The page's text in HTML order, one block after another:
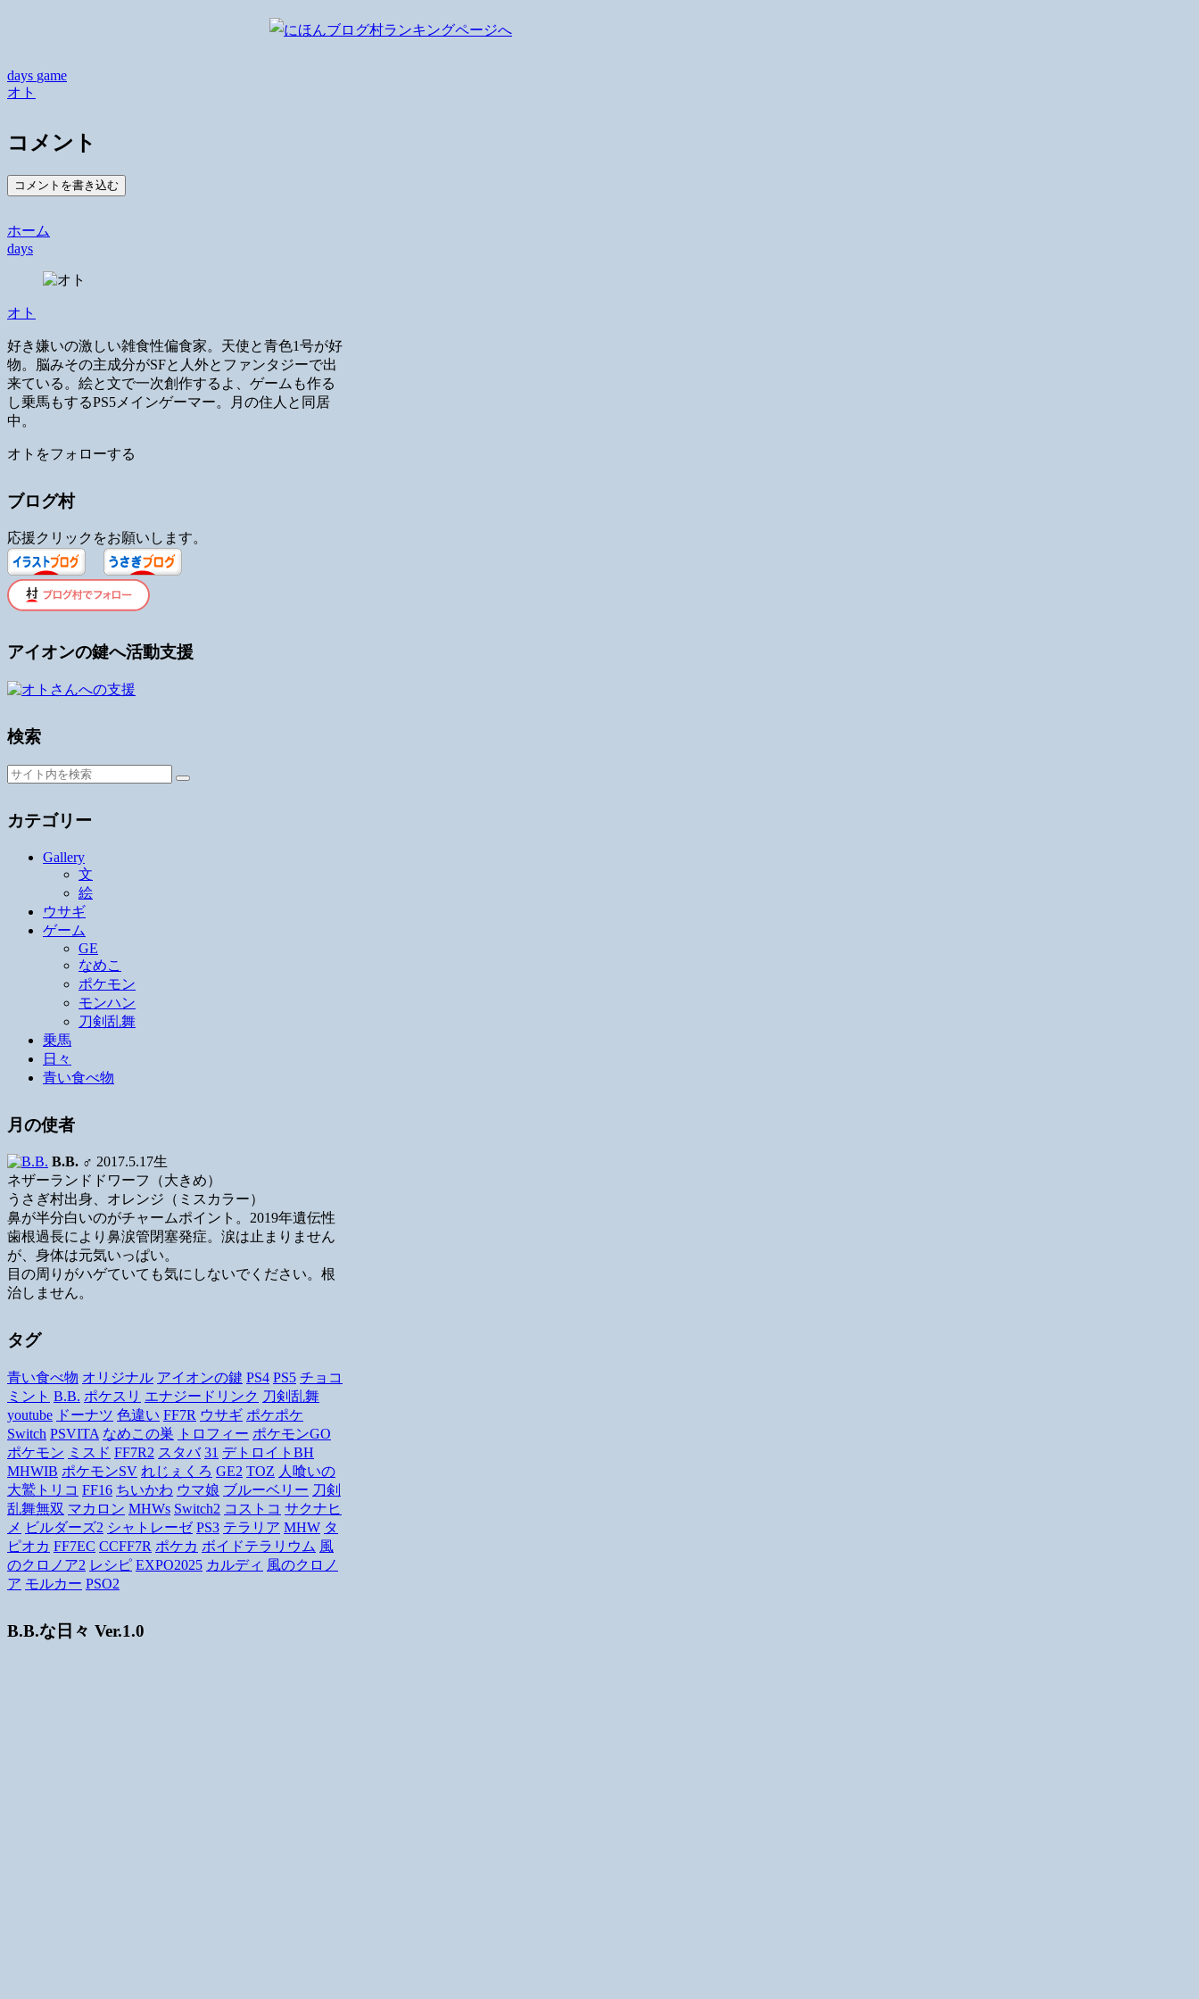
days game
オト
コメント
コメントを書き込む
ホーム
days
オト
好き嫌いの激しい雑食性偏食家。天使と青色1号が好
物。脳みその主成分がSFと人外とファンタジーで出
来ている。絵と文で一次創作するよ、ゲームも作る
し乗馬もするPS5メインゲーマー。月の住人と同居
中。
オトをフォローする
ブログ村
応援クリックをお願いします。
アイオンの鍵へ活動支援
検索
カテゴリー
Gallery
文
絵
ウサギ
ゲーム
GE
なめこ
ポケモン
モンハン
刀剣乱舞
乗馬
日々
青い食べ物
月の使者
B.B. ♂ 2017.5.17生
ネザーランドドワーフ（大きめ）
うさぎ村出身、オレンジ（ミスカラー）
鼻が半分白いのがチャームポイント。2019年遺伝性
歯根過長により鼻涙管閉塞発症。涙は止まりません
が、身体は元気いっぱい。
目の周りがハゲていても気にしないでください。根
治しません。
タグ
青い食べ物 オリジナル アイオンの鍵 PS4 PS5 チョコ
ミント B.B. ポケスリ エナジードリンク 刀剣乱舞
youtube ドーナツ 色違い FF7R ウサギ ポケポケ
Switch PSVITA なめこの巣 トロフィー ポケモンGO
ポケモン ミスド FF7R2 スタバ 31 デトロイトBH
MHWIB ポケモンSV れじぇくろ GE2 TOZ 人喰いの
大鷲トリコ FF16 ちいかわ ウマ娘 ブルーベリー 刀剣
乱舞無双 マカロン MHWs Switch2 コストコ サクナヒ
メ ビルダーズ2 シャトレーゼ PS3 テラリア MHW タ
ピオカ FF7EC CCFF7R ポケカ ボイドテラリウム 風
のクロノア2 レシピ EXPO2025 カルディ 風のクロノ
ア モルカー PSO2
B.B.な日々 Ver.1.0